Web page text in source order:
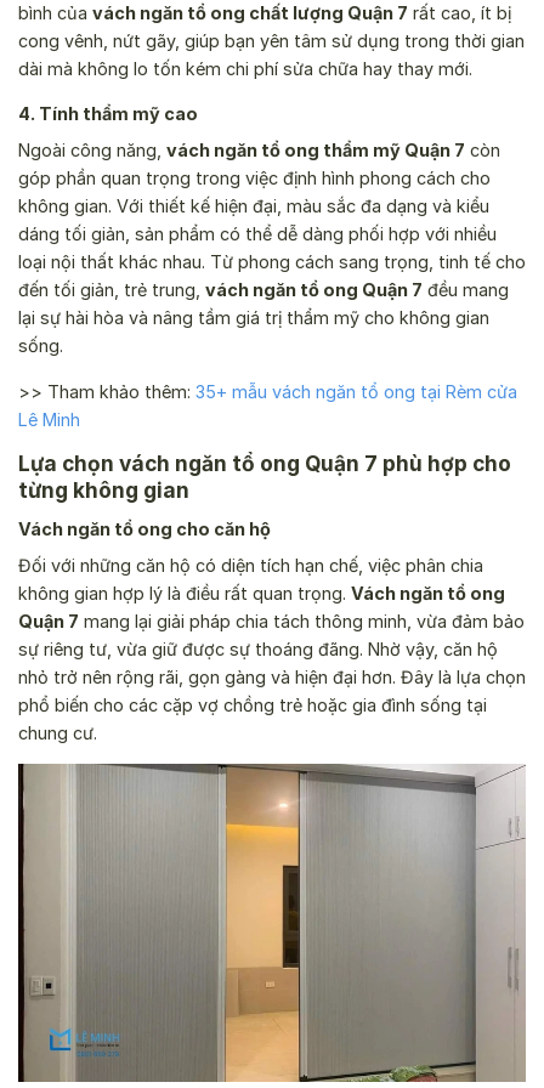
bình của vách ngăn tổ ong chất lượng Quận 7 rất cao, ít bị
cong vênh, nứt gãy, giúp bạn yên tâm sử dụng trong thời gian
dài mà không lo tốn kém chi phí sửa chữa hay thay mới.
4. Tính thẩm mỹ cao
Ngoài công năng, vách ngăn tổ ong thẩm mỹ Quận 7 còn
góp phần quan trọng trong việc định hình phong cách cho
không gian. Với thiết kế hiện đại, màu sắc đa dạng và kiểu
dáng tối giản, sản phẩm có thể dễ dàng phối hợp với nhiều
loại nội thất khác nhau. Từ phong cách sang trọng, tinh tế cho
đến tối giản, trẻ trung, vách ngăn tổ ong Quận 7 đều mang
lại sự hài hòa và nâng tầm giá trị thẩm mỹ cho không gian
sống.
>> Tham khảo thêm: 35+ mẫu vách ngăn tổ ong tại Rèm cửa
Lê Minh
Lựa chọn vách ngăn tổ ong Quận 7 phù hợp cho
từng không gian
Vách ngăn tổ ong cho căn hộ
Đối với những căn hộ có diện tích hạn chế, việc phân chia
không gian hợp lý là điều rất quan trọng. Vách ngăn tổ ong
Quận 7 mang lại giải pháp chia tách thông minh, vừa đảm bảo
sự riêng tư, vừa giữ được sự thoáng đãng. Nhờ vậy, căn hộ
nhỏ trở nên rộng rãi, gọn gàng và hiện đại hơn. Đây là lựa chọn
phổ biến cho các cặp vợ chồng trẻ hoặc gia đình sống tại
chung cư.